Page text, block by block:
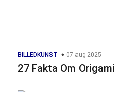
BILLEDKUNST 07 aug 2025
27 Fakta Om Origami